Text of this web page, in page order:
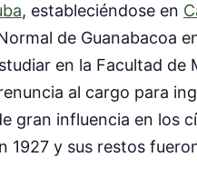
, estableciéndose en
de Guanabacoa
en la Facultad
al cargo para
gran influencia en los
1927 y sus restos